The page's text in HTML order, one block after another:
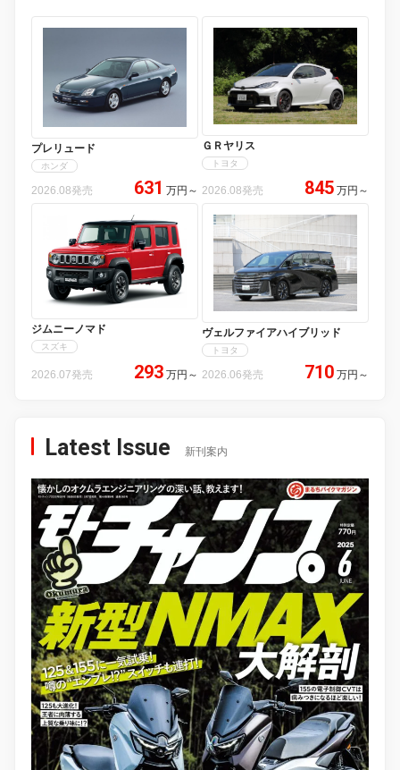
プレリュード
ホンダ
2026.08発売 631 万円 ～
ＧＲヤリス
トヨタ
2026.08発売 845 万円 ～
ジムニーノマド
スズキ
2026.07発売 293 万円 ～
ヴェルファイアハイブリッド
トヨタ
2026.06発売 710 万円 ～
Latest Issue 新刊案内